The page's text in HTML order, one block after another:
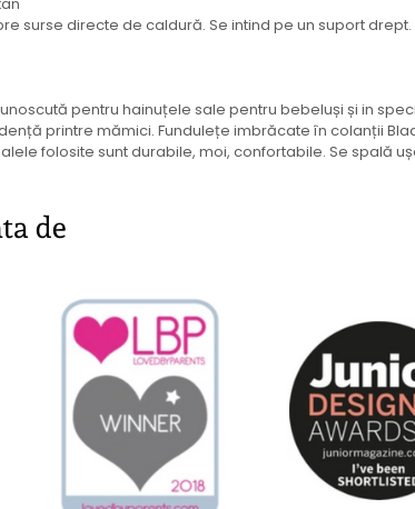
surse directe de caldură. Se intind pe un suport drept.
pentru hainuțele sale pentru bebeluși și in
printre mămici. Fundulețe imbrăcate în colanții
folosite sunt durabile, moi, confortabile. Se spală